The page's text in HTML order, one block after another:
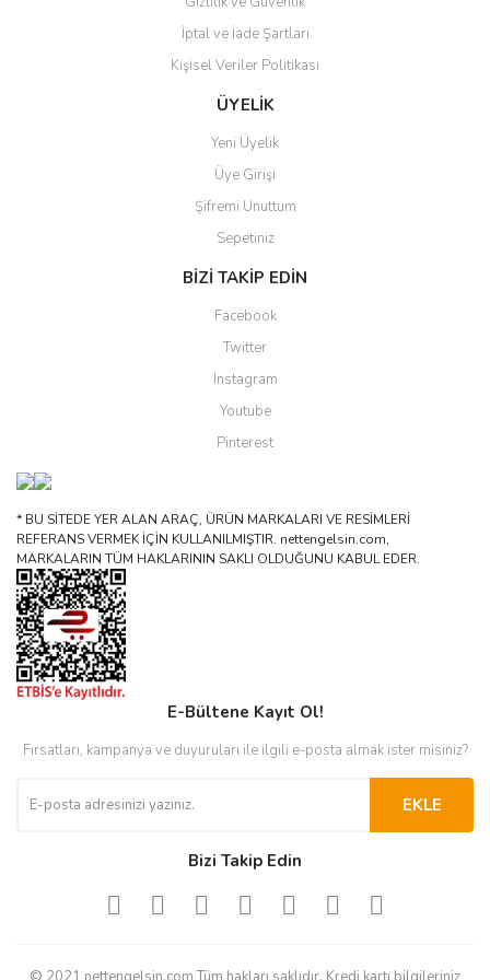
Gönder
İptal ve İade Şartları
Kişisel Veriler Politikası
ÜYELİK
Yeni Üyelik
Üye Girişi
Şifremi Unuttum
Sepetiniz
BİZİ TAKİP EDİN
Facebook
Twitter
Instagram
Youtube
Pinterest
* BU SİTEDE YER ALAN ARAÇ, ÜRÜN MARKALARI VE RESİMLERİ
REFERANS VERMEK İÇİN KULLANILMIŞTIR. nettengelsin.com,
MARKALARIN TÜM HAKLARININ SAKLI OLDUĞUNU KABUL EDER.
E-Bültene Kayıt Ol!
Fırsatları, kampanya ve duyuruları ile ilgili e-posta almak ister misiniz?
EKLE
Bizi Takip Edin